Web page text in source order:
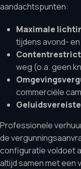
aandachtspunten:
Maximale
tijdens avond-
weg (o.a. geen
commerciële
Professionele
de
configuratie voldoet
altijd samen met een